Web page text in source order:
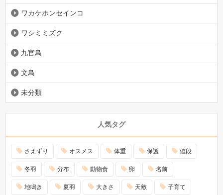
ワカケホンセインコ
ワシミミズク
九官鳥
文鳥
未分類
人気タグ
さえずり オスメス 体重 保護 値段
冬羽 分布 動物食 卵 名前
地鳴き 夏羽 大きさ 天敵 子育て